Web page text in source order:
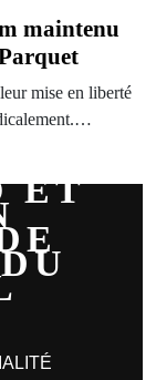
maintenu
mise en liberté
ET